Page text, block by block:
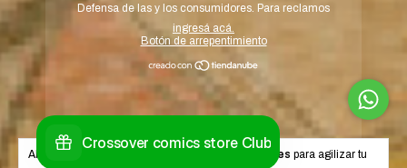
Al navegar por este sitio aceptás el uso de cookies para agilizar tu
Defensa de las y los consumidores. Para reclamos
ingresá acá.
Botón de arrepentimiento